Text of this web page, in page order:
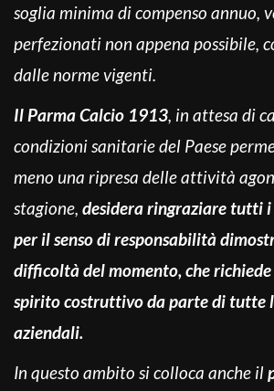
soglia minima di compenso annuo,
perfezionati non appena possibile,
dalle norme vigenti.
Il Parma Calcio 1913, in attesa di
condizioni sanitarie del Paese
meno una ripresa delle attività
stagione, desidera ringraziare tutti
per il senso di responsabilità
difficoltà del momento, che richiede
spirito costruttivo da parte di tutte
aziendali.
In questo ambito si colloca anche il